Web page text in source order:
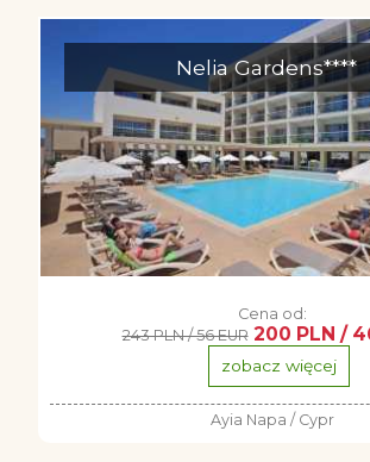
Nelia Gardens****
Cena od:
243 PLN / 56 EUR 200 PLN /
zobacz więcej
Ayia Napa / Cypr